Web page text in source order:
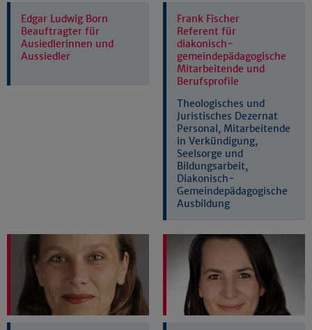
Edgar Ludwig Born
Beauftragter für
Ausiedlerinnen und
Aussiedler
Frank Fischer
Referent für
diakonisch-
gemeindepädagogische
Mitarbeitende und
Berufsprofile
Theologisches und
Juristisches Dezernat
Personal, Mitarbeitende
in Verkündigung,
Seelsorge und
Bildungsarbeit,
Diakonisch-
Gemeindepädagogische
Ausbildung